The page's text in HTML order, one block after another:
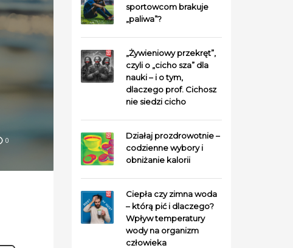
0
sportowcom brakuje
„paliwa”?
„Żywieniowy przekręt”,
czyli o „cicho sza” dla
nauki – i o tym,
dlaczego prof. Cichosz
nie siedzi cicho
Działaj prozdrowotnie –
codzienne wybory i
obniżanie kalorii
Ciepła czy zimna woda
– którą pić i dlaczego?
Wpływ temperatury
wody na organizm
człowieka